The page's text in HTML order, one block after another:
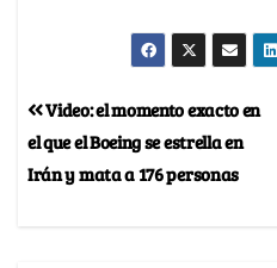
Video: el momento exacto en
el que el Boeing se estrella en
Irán y mata a 176 personas